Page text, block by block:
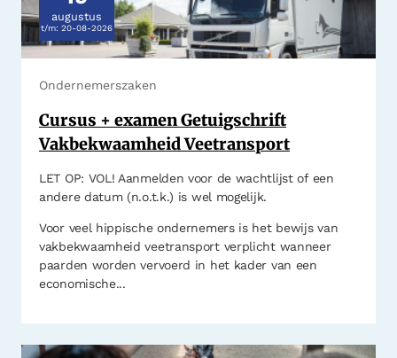
Ondernemerszaken
Cursus + examen Getuigschrift
Vakbekwaamheid Veetransport
LET OP: VOL! Aanmelden voor de wachtlijst of een
andere datum (n.o.t.k.) is wel mogelijk.
Voor veel hippische ondernemers is het bewijs van
vakbekwaamheid veetransport verplicht wanneer
paarden worden vervoerd in het kader van een
economische...
augustus
t/m: 20-08-2026